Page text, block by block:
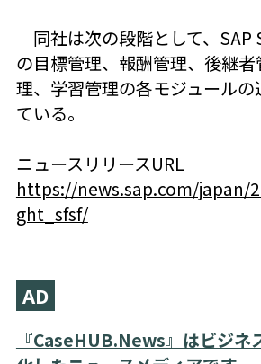
同社は次の段階として、SAP
の目標管理、報酬管理、後継
理、学習管理の各モジュール
ている。
ニュースリリースURL
https://news.sap.com/japan/
ght_sfsf/
AD
『CaseHUB.News』はビジネ